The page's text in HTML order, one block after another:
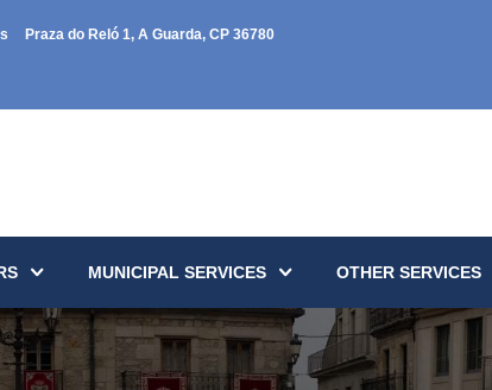
Praza do Reló 1, A Guarda, CP 36780
MUNICIPAL SERVICES OTHER SERVICES